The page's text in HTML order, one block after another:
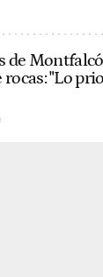
de
"Lo